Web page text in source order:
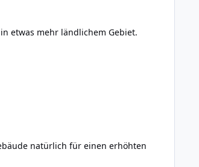
etwas mehr ländlichem Gebiet.
natürlich für einen erhöhten